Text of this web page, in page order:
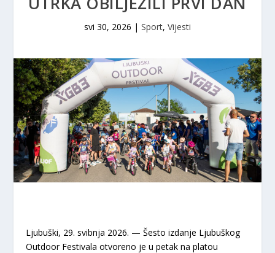
svi 30, 2026 | Sport, Vijesti
Ljubuški, 29. svibnja 2026. — Šesto izdanje Ljubuškog
Outdoor Festivala otvoreno je u petak na platou